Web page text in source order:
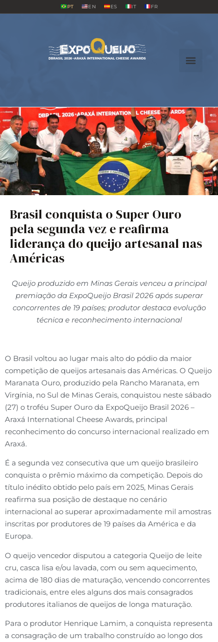
PT EN ES IT FR
Brasil conquista o Super Ouro
pela segunda vez e reafirma
liderança do queijo artesanal nas
Américas
Queijo produzido em Minas Gerais venceu a principal
premiação da ExpoQueijo Brasil 2026 após superar
concorrentes de 19 países; produtor destaca evolução
técnica e reconhecimento internacional
O Brasil voltou ao lugar mais alto do pódio da maior
competição de queijos artesanais das Américas. O Queijo
Maranata Ouro, produzido pela Rancho Maranata, em
Virgínia, no Sul de Minas Gerais, conquistou neste sábado
(27) o troféu Super Ouro da ExpoQueijo Brasil 2026 –
Araxá International Cheese Awards, principal
reconhecimento do concurso internacional realizado em
Araxá.
É a segunda vez consecutiva que um queijo brasileiro
conquista o prêmio máximo da competição. Depois do
título inédito obtido pelo país em 2025, Minas Gerais
reafirma sua posição de destaque no cenário
internacional ao superar aproximadamente mil amostras
inscritas por produtores de 19 países da América e da
Europa.
O queijo vencedor disputou a categoria Queijo de leite
cru, casca lisa e/ou lavada, com ou sem aquecimento,
acima de 180 dias de maturação, vencendo concorrentes
tradicionais, entre eles alguns dos mais consagrados
produtores italianos de queijos de longa maturação.
Para o produtor Henrique Lamim, a conquista representa
a consagração de um trabalho construído ao longo dos